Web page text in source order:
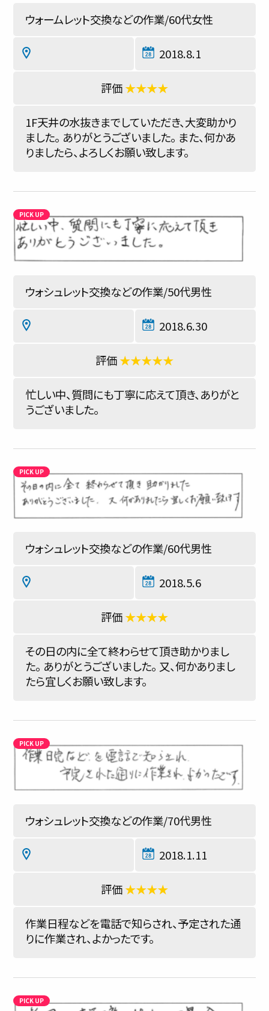
ウォームレット交換などの作業/60代女性
2018.8.1
★★★★
1F天井の水抜きまでしていただき、大変助かり
ました。 ありがとうございました。 また、何かあ
りましたら、よろしくお願い致します。
ウォシュレット交換などの作業/50代男性
2018.6.30
★★★★★
忙しい中、質問にも丁寧に応えて頂き、ありがと
うございました。
ウォシュレット交換などの作業/60代男性
2018.5.6
★★★★
その日の内に全て終わらせて頂き助かりまし
た。 ありがとうございました。 又、何かありまし
たら宜しくお願い致します。
ウォシュレット交換などの作業/70代男性
2018.1.11
★★★★
作業日程などを電話で知らされ、予定された通
りに作業され、よかったです。